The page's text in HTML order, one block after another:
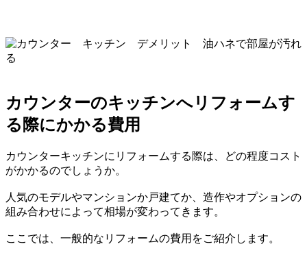
カウンターのキッチンへリフォームす
る際にかかる費用
カウンターキッチンにリフォームする際は、どの程度コスト
がかかるのでしょうか。
人気のモデルやマンションか戸建てか、造作やオプションの
組み合わせによって相場が変わってきます。
ここでは、一般的なリフォームの費用をご紹介します。